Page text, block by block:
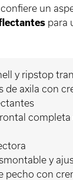
un
para
y ripstop
de axila con
y
pecho con